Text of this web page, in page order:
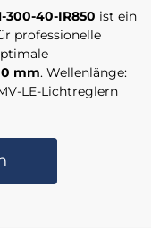
300-40-IR850 ist ein
professionelle
mm. Wellenlänge:
LE-Lichtreglern